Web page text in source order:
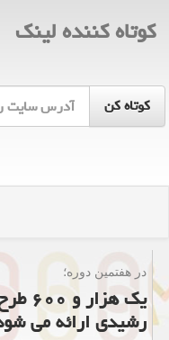
كوتاه كننده لینك
در هفتمین دوره؛
یك
رشیدی ارائه می